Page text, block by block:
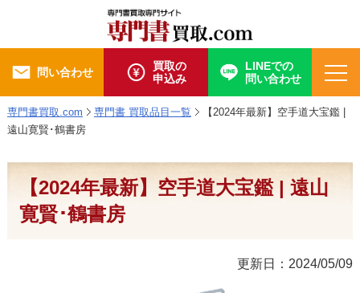
問い合わせ
買取の
申込み
LINEでの
問い合わせ
専門書買取.com 専門書 買取品目一覧
【2024年最新】空手道大宝鑑 |
遠山寛賢･鶴書房
【2024年最新】空手道大宝鑑 | 遠山
寛賢･鶴書房
更新日：2024/05/09